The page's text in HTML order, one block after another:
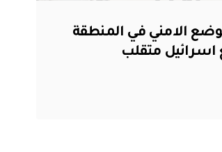
الامني في المنطقة
اسرائيل متقلب